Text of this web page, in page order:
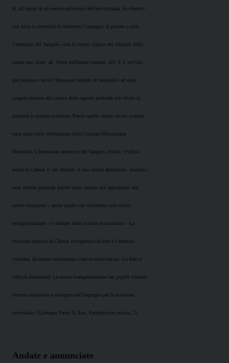
II, all’inizio di un nuovo millennio dell’era cristiana, ha ribadito
con forza la necessità di rinnovare l’impegno di portare a tutti
l’annuncio del Vangelo «con lo stesso slancio dei cristiani della
prima ora» (Lett. ap. Novo millennio ineunte, 58). È il servizio
più prezioso che la Chiesa può rendere all’umanità e ad ogni
singola persona alla ricerca delle ragioni profonde per vivere in
pienezza la propria esistenza. Perciò quello stesso invito risuona
ogni anno nella celebrazione della Giornata Missionaria
Mondiale. L’incessante annuncio del Vangelo, infatti, vivifica
anche la Chiesa, il suo fervore, il suo spirito apostolico, rinnova i
suoi metodi pastorali perché siano sempre più appropriati alle
nuove situazioni – anche quelle che richiedono una nuova
evangelizzazione – e animati dallo slancio missionario: «La
missione rinnova la Chiesa, rinvigorisce la fede e l’identità
cristiana, dà nuovo entusiasmo e nuove motivazioni. La fede si
rafforza donandola! La nuova evangelizzazione dei popoli cristiani
troverà ispirazione e sostegno nell’impegno per la missione
universale» (Giovanni Paolo II, Enc. Redemptoris missio, 2).
Andate e annunciate